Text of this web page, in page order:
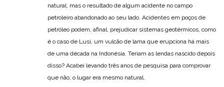
natural, mas o resultado de algum acidente no campo
petroleiro abandonado ao seu lado. Acidentes em poços de
petróleo podem, afinal, prejudicar sistemas geotérmicos, como
é o caso de Lusi, um vulcão de lama que erupciona há mais
de uma década na Indonésia. Teriam as lendas nascido depois
disso? Acabei levando três anos de pesquisa para comprovar
que não, o lugar era mesmo natural.